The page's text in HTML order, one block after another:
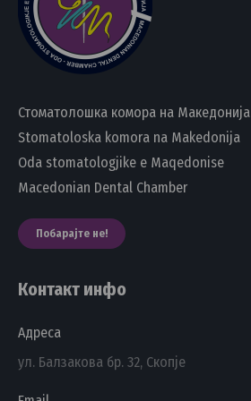
Стоматолошка комора на Македонија
Stomatoloska komora na Makedonija
Oda stomatologjike e Maqedonise
Macedonian Dental Chamber
Побарајте не!
Контакт инфо
Адреса
ул. Балзакова бр. 32, Скопје